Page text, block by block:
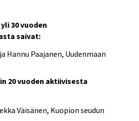
30 vuoden
saivat:
Hannu Paajanen, Uudenmaan
20 vuoden aktiivisesta
Väisänen, Kuopion seudun